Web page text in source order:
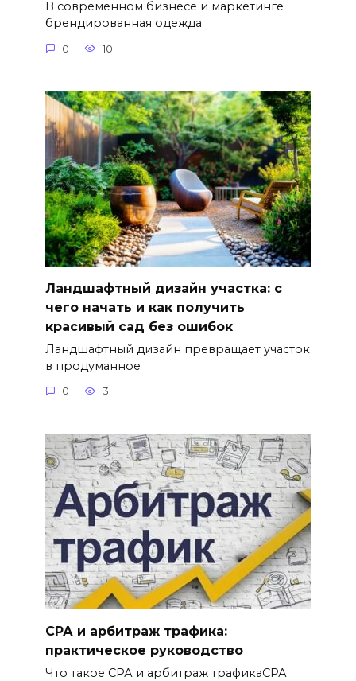
В современном бизнесе и маркетинге
брендированная одежда
0 10
Ландшафтный дизайн участка: с
чего начать и как получить
красивый сад без ошибок
Ландшафтный дизайн превращает участок
в продуманное
0 3
СРА и арбитраж трафика:
практическое руководство
Что такое СРА и арбитраж трафикаСРА